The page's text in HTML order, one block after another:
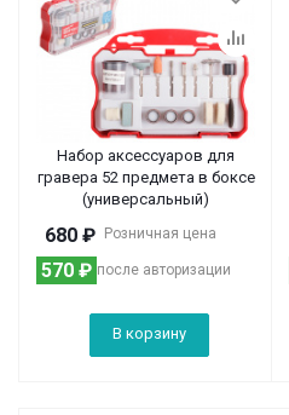
Набор аксессуаров для
гравера 52 предмета в боксе
(универсальный)
Розничная цена
680 ₽
после авторизации
570 ₽
В корзину